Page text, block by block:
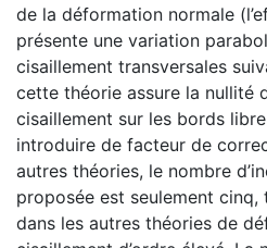
de la déformation normale
présente une variation
cisaillement transversales
cette théorie assure la nullité
cisaillement sur les bords
introduire de facteur de
autres théories, le nombre
proposée est seulement
dans les autres théories de